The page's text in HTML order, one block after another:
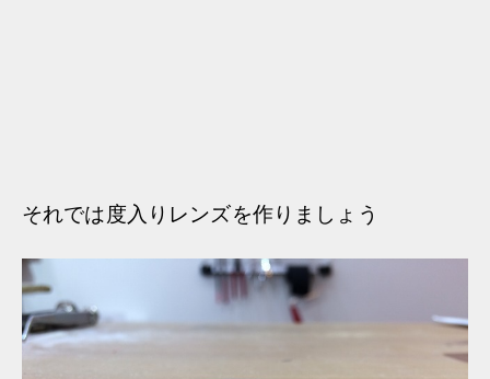
それでは度入りレンズを作りましょう